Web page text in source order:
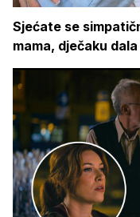
Sjećate se
mama, dječaku